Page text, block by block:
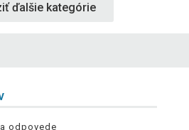
ďalšie kategórie
odpovede